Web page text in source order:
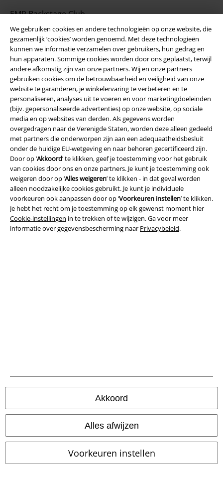
We gebruiken cookies en andere technologieën op onze website, die
gezamenlijk ‘cookies’ worden genoemd. Met deze technologieën
kunnen we informatie verzamelen over gebruikers, hun gedrag en
hun apparaten. Sommige cookies worden door ons geplaatst, terwijl
andere afkomstig zijn van onze partners. Wij en onze partners
gebruiken cookies om de betrouwbaarheid en veiligheid van onze
website te garanderen, je winkelervaring te verbeteren en te
personaliseren, analyses uit te voeren en voor marketingdoeleinden
(bijv. gepersonaliseerde advertenties) op onze website, op sociale
media en op websites van derden. Als gegevens worden
overgedragen naar de Verenigde Staten, worden deze alleen gedeeld
met partners die onderworpen zijn aan een adequaatheidsbesluit
onder de huidige EU-wetgeving en naar behoren gecertificeerd zijn.
Door op ‘Akkoord’ te klikken, geef je toestemming voor het gebruik
van cookies door ons en onze partners. Je kunt je toestemming ook
weigeren door op ‘Alles weigeren’ te klikken - in dat geval worden
alleen noodzakelijke cookies gebruikt. Je kunt je individuele
voorkeuren ook aanpassen door op ‘Voorkeuren instellen’ te klikken.
Je hebt het recht om je toestemming op elk gewenst moment hier
Cookie-instellingen in te trekken of te wijzigen. Ga voor meer
informatie over gegevensbescherming naar Privacybeleid.
Akkoord
Alles afwijzen
Voorkeuren instellen
EMP Backstage Club
Over Large
Partnerprogramma's
Duurzaamheid
Maak deel uit van de community!
PostNL Pickup
large app
Download gratis de nieuwe large app en profiteer van alle nieuwe
functies en voordelen!